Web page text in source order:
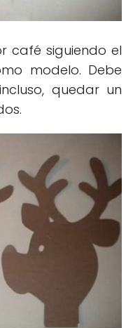
café siguiendo el
modelo. Debe
quedar un